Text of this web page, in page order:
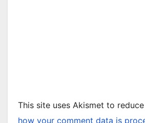
This site uses Akismet to
how your comment data is